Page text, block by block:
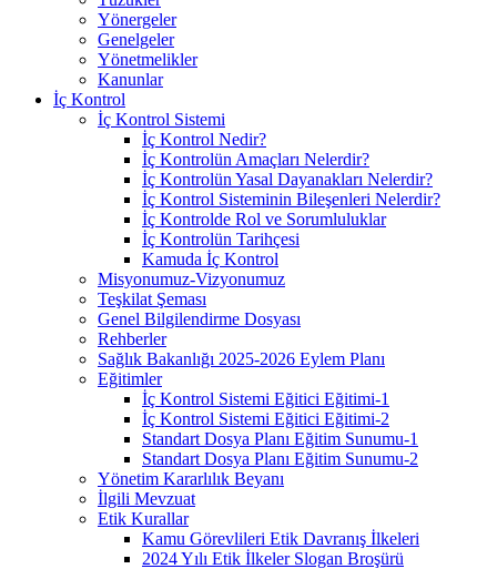
Yönergeler
Genelgeler
Yönetmelikler
Kanunlar
İç Kontrol
İç Kontrol Sistemi
İç Kontrol Nedir?
İç Kontrolün Amaçları Nelerdir?
İç Kontrolün Yasal Dayanakları Nelerdir?
İç Kontrol Sisteminin Bileşenleri Nelerdir?
İç Kontrolde Rol ve Sorumluluklar
İç Kontrolün Tarihçesi
Kamuda İç Kontrol
Misyonumuz-Vizyonumuz
Teşkilat Şeması
Genel Bilgilendirme Dosyası
Rehberler
Sağlık Bakanlığı 2025-2026 Eylem Planı
Eğitimler
İç Kontrol Sistemi Eğitici Eğitimi-1
İç Kontrol Sistemi Eğitici Eğitimi-2
Standart Dosya Planı Eğitim Sunumu-1
Standart Dosya Planı Eğitim Sunumu-2
Yönetim Kararlılık Beyanı
İlgili Mevzuat
Etik Kurallar
Kamu Görevlileri Etik Davranış İlkeleri
2024 Yılı Etik İlkeler Slogan Broşürü